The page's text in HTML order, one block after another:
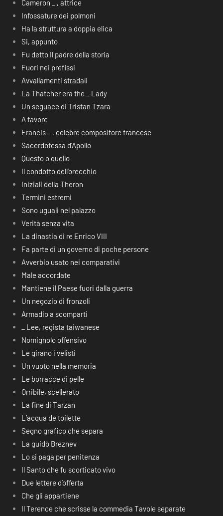
Cameron _ , attrice
Infossature dei polmoni
Ha la struttura a doppia elica
Si, appunto
Fu detto Il padre della storia
Fuori nei prefissi
Avvallamenti stradali
La Thatcher era the _ Lady
Un seguace di Tristan Tzara
A favore
Francis _ , celebre compositore francese
Sacerdotessa d’Apollo
Questo o quello
Il condotto dell’orecchio
Iniziali della Theron
Termini estremi
Sono uguali nel palazzo
Verità senza vita
La dinastia di re Enrico VIII
Fa parte di un governo di poche persone
Avverbio usato nei comparativi
Male accordate
Mantiene il Paese fuori dalla guerra
Un negozio di fronzoli
Armadio a scomparti
_ Lee, regista taiwanese
Nomignolo offensivo
Le girano i velisti
Un vuoto nella memoria
Le borracce di pelle
Orribile, scellerato
La fine di Tarzan
L’acqua de toilette
Segno grafico che separa
La guidò Breznev
Lo si paga per penitenza
Il Santo che fu scorticato vivo
Due lettere d’offerta
Che gli appartiene
Il Terence che scrisse la commedia Tavole separate